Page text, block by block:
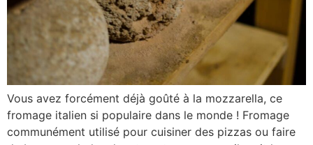
Vous avez forcément déjà goûté à la mozzarella, ce
fromage italien si populaire dans le monde ! Fromage
communément utilisé pour cuisiner des pizzas ou faire